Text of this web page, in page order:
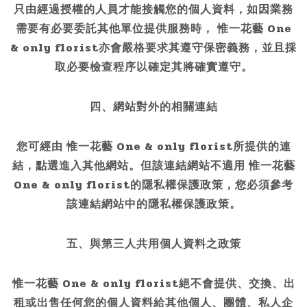
只由經過授權的人員才能接觸您的個人資料，如因業務
需要有必要委託其他單位提供服務時， 惟一花藝 One
& only florist亦會嚴格要求其遵守保密義務，並且採
取必要檢查程序以確定其將確實遵守。
四、網站對外的相關連結
您可經由 惟一花藝 One & only florist所提供的連
結，點選進入其他網站。但該連結網站不適用 惟一花藝
One & only florist的隱私權保護政策，您必須參考
該連結網站中的隱私權保護政策。
五、與第三人共用個人資料之政策
惟一花藝 One & only florist絕不會提供、交換、出
租或出售任何您的個人資料給其他個人、團體、私人企